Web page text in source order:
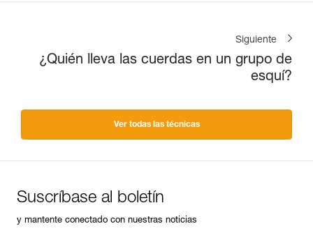
Siguiente
¿Quién lleva las cuerdas en un grupo de
esquí?
Ver todas las técnicas
Suscríbase al boletín
y mantente conectado con nuestras noticias